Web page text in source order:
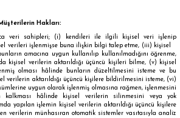
Hakları:
veri sahipleri; (i) kendileri ile ilgili kişisel veri işlenip
verileri işlenmişse buna ilişkin bilgi talep etme, (iii) kişisel
amacına uygun kullanılıp kullanılmadığını öğrenme,
kişisel verilerin aktarıldığı üçüncü kişileri bilme, (v) kişisel
olması hâlinde bunların düzeltilmesini isteme ve bu
verilerin aktarıldığı üçüncü kişilere bildirilmesini isteme, (vi)
uygun olarak işlenmiş olmasına rağmen, işlenmesini
kalkması hâlinde kişisel verilerin silinmesini veya yok
yapılan işlemin kişisel verilerin aktarıldığı üçüncü kişilere
verilerin münhasıran otomatik sistemler vasıtasıyla analiz